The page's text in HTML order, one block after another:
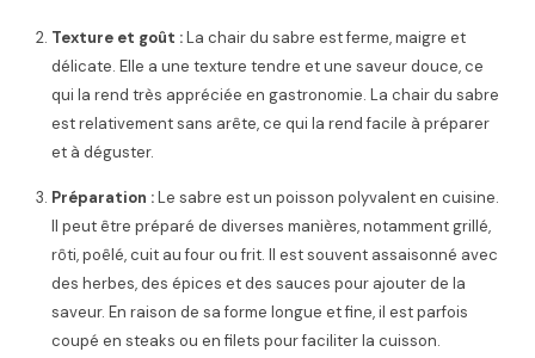
Texture et goût :La chair du sabre est ferme, maigre et
délicate. Elle a une texture tendre et une saveur douce, ce
qui la rend très appréciée en gastronomie. La chair du sabre
est relativement sans arête, ce qui la rend facile à préparer
et à déguster.
Préparation :Le sabre est un poisson polyvalent en cuisine.
Il peut être préparé de diverses manières, notamment grillé,
rôti, poêlé, cuit au four ou frit. Il est souvent assaisonné avec
des herbes, des épices et des sauces pour ajouter de la
saveur. En raison de sa forme longue et fine, il est parfois
coupé en steaks ou en filets pour faciliter la cuisson.